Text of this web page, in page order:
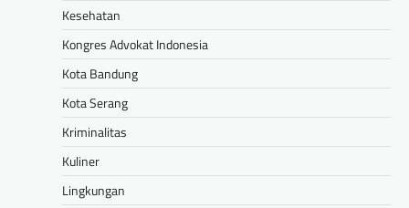
Kesehatan
Kongres Advokat Indonesia
Kota Bandung
Kota Serang
Kriminalitas
Kuliner
Lingkungan